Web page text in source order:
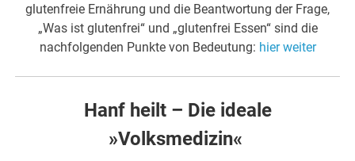
glutenfreie Ernährung und die Beantwortung der Frage,
„Was ist glutenfrei“ und „glutenfrei Essen“ sind die
nachfolgenden Punkte von Bedeutung: hier weiter
Hanf heilt – Die ideale
»Volksmedizin«